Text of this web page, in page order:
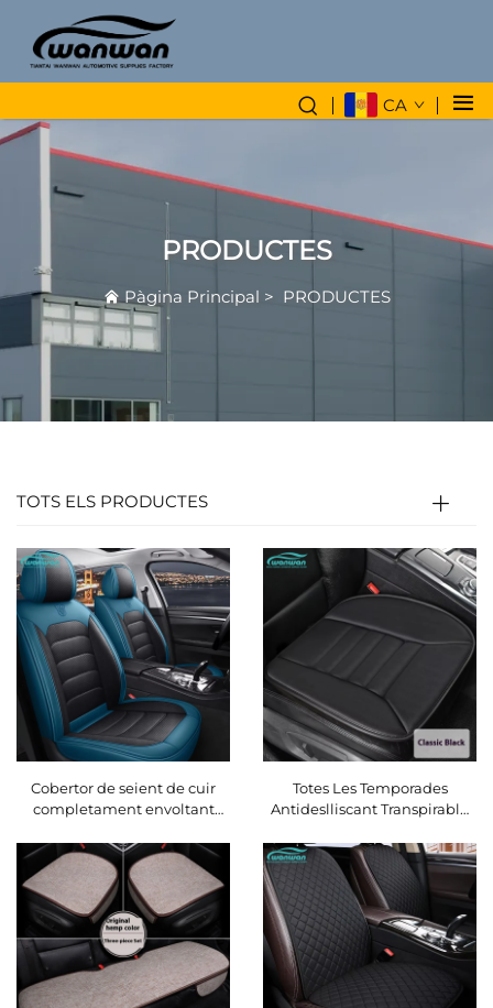
CA
PRODUCTES
Pàgina Principal > PRODUCTES
TOTS ELS PRODUCTES
Cobertor de seient de cuir
completament envoltant
cuidar, durador i d'estil per a
totes les temporades per a
cotxes Modern City Polo
Totes Les Temporades
Antideslliscant Transpirable
Coixí Sense Respatller Coixí
De Fes